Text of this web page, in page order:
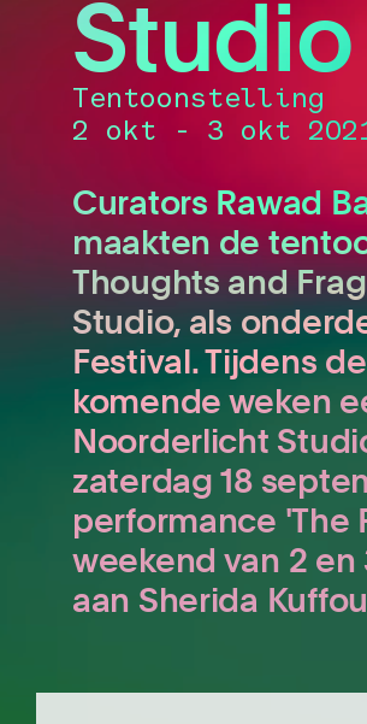
Studio
Tentoonstelling
2 okt - 3 okt
Curators Rawad
maakten de
Thoughts and
Studio, als
Festival. Tijdens
komende weken
Noorderlicht
zaterdag 18
performance 'The
weekend van 2
aan Sherida